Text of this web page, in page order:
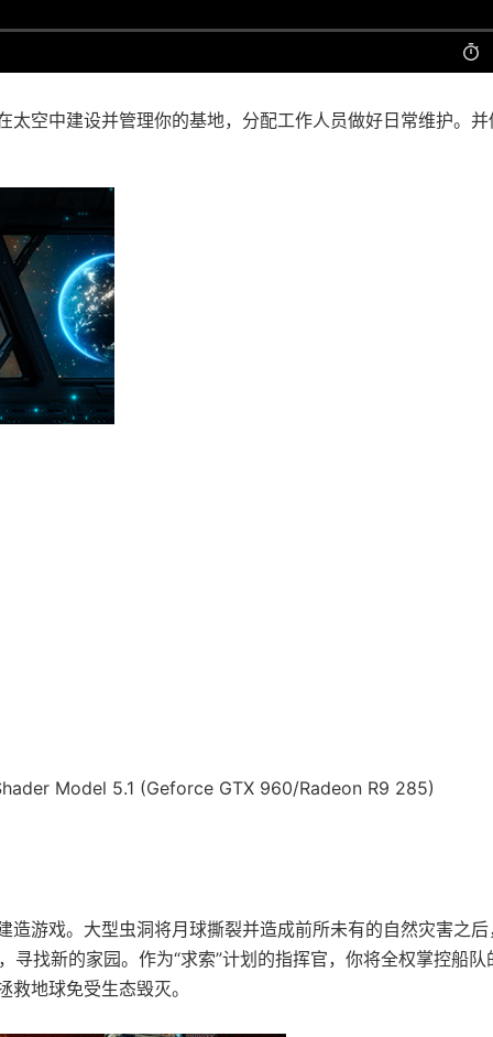
空中建设并管理你的基地，分配工作人员做好日常维护。并
Model 5.1 (Geforce GTX 960/Radeon R9 285)
造游戏。大型虫洞将月球撕裂并造成前所未有的自然灾害之
寻找新的家园。作为“求索”计划的指挥官，你将全权掌控船队
地球免受生态毁灭。